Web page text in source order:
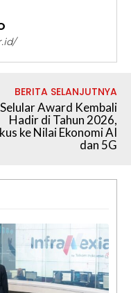
BERITA SELANJUTNYA
Selular Award Kembali
Hadir di Tahun 2026,
ke Nilai Ekonomi AI
dan 5G